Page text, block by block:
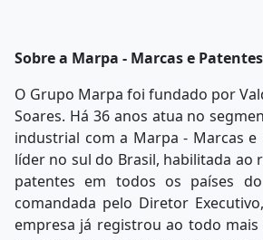
Sobre a Marpa - Marcas e Patentes
O Grupo Marpa foi fundado por
Soares. Há 36 anos atua no
industrial com a Marpa - Marcas e
líder no sul do Brasil, habilitada ao
patentes em todos os países
comandada pelo Diretor
empresa já registrou ao todo mais